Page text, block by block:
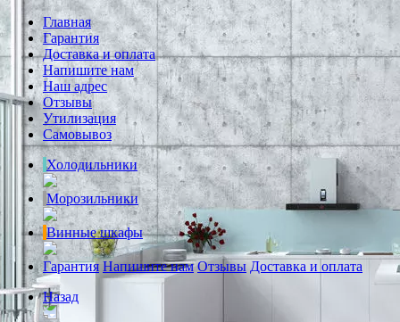
Главная
Гарантия
Доставка и оплата
Напишите нам
Наш адрес
Отзывы
Утилизация
Самовывоз
Холодильники
Морозильники
Винные шкафы
Гарантия Напишите нам Отзывы Доставка и оплата
Назад